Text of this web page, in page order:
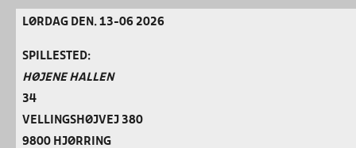
LØRDAG DEN. 13-06 2026
SPILLESTED:
HØJENE HALLEN
34
VELLINGSHØJVEJ 380
9800 HJØRRING